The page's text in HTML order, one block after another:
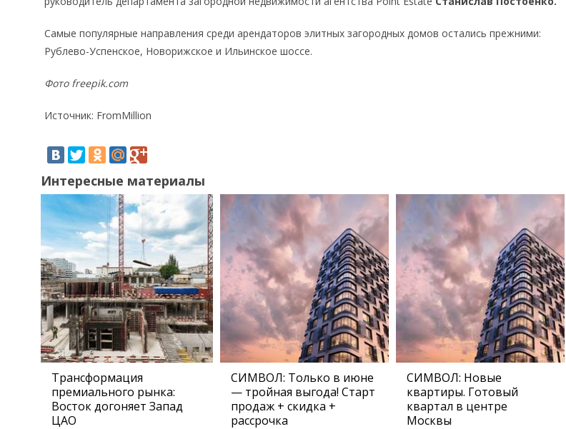
Самые популярные направления среди арендаторов элитных загородных домов остались прежними:
Рублево-Успенское, Новорижское и Ильинское шоссе.
Фото freepik.com
Источник: FromMillion
Интересные материалы
Трансформация
премиального рынка:
Восток догоняет Запад
ЦАО
СИМВОЛ: Только в июне
— тройная выгода! Старт
продаж + скидка +
рассрочка
СИМВОЛ: Новые
квартиры. Готовый
квартал в центре
Москвы